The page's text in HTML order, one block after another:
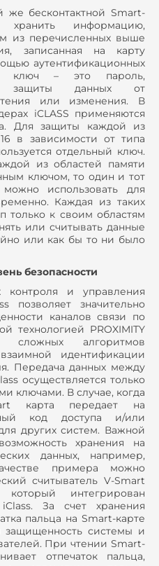
бесконтактной Smart-
информацию,
из перечисленных выше
записанная на карту
аутентификационных
ключ – это пароль,
защиты данных от
или изменения. В
iCLASS применяются
Для защиты каждой из
в зависимости от типа
отдельный ключ.
из областей памяти
ключом, то один и тот
использовать для
Каждая из таких
только к своим областям
или считывать данные
или как бы то ни было
безопасности
и управления
позволяет значительно
каналов связи по
технологией PROXIMITY
алгоритмов
идентификации
Передача данных между
осуществляется только
ключами. В случае, когда
карта передает на
код доступа и/или
других систем. Важной
хранения на
данных, например,
примера можно
считыватель V-Smart
интегрирован
За счет хранения
пальца на Smart-карте
защищенность системы и
При чтении Smart-
отпечаток пальца,